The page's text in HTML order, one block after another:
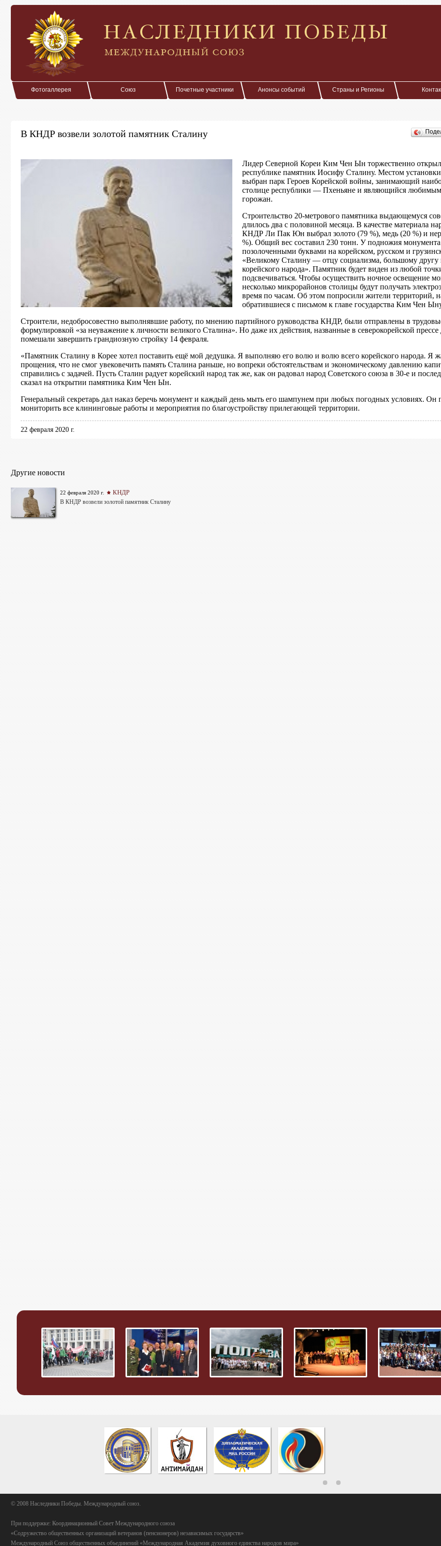
Фотогаллерея Союз Почетные участники Анонсы событий Страны и Регионы
В КНДР возвели золотой памятник Сталину
Лидер Северной Кореи Ким Чен Ын торжественно
республике памятник Иосифу Сталину. Местом
выбран парк Героев Корейской войны, занимающий
столице республики — Пхеньяне и являющийся
горожан.
Строительство 20-метрового памятника выдающемуся
длилось два с половиной месяца. В качестве материала
КНДР Ли Пак Юн выбрал золото (79 %), медь (20 %) и
%). Общий вес составил 230 тонн. У подножия монумента
позолоченными буквами на корейском, русском и
«Великому Сталину — отцу социализма, большому другу
корейского народа». Памятник будет виден из любой
подсвечиваться. Чтобы осуществить ночное освещение
несколько микрорайонов столицы будут получать
время по часам. Об этом попросили жители территорий,
обратившиеся с письмом к главе государства Ким Чен
Строители, недобросовестно выполнявшие работу, по мнению партийного руководства КНДР, были отправлены в
формулировкой «за неуважение к личности великого Сталина». Но даже их действия, названные в северокорейской
помешали завершить грандиозную стройку 14 февраля.
«Памятник Сталину в Корее хотел поставить ещё мой дедушка. Я выполняю его волю и волю всего корейского народа. Я
прощения, что не смог увековечить память Сталина раньше, но вопреки обстоятельствам и экономическому давлению
справились с задачей. Пусть Сталин радует корейский народ так же, как он радовал народ Советского союза в 30-е и
сказал на открытии памятника Ким Чен Ын.
Генеральный секретарь дал наказ беречь монумент и каждый день мыть его шампунем при любых погодных условиях. Он
мониторить все клининговые работы и мероприятия по благоустройству прилегающей территории.
22 февраля 2020 г.
Другие новости
22 февраля 2020 г. КНДР
В КНДР возвели золотой памятник Сталину
© 2008 Наследники Победы. Международный союз.
При поддержке: Координационный Совет Международного союза
«Содружество общественных организаций ветеранов (пенсионеров) независимых государств»
Международный Союз общественных объединений «Международная Академия духовного единства народов мира»